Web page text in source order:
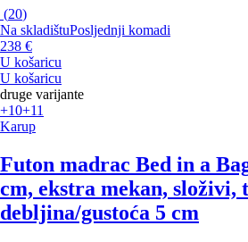
(20)
Na skladištuPosljednji komadi
238 €
U košaricu
U košaricu
druge varijante
+10+11
Karup
Futon madrac Bed in a
cm, ekstra mekan, složivi,
debljina/gustoća 5 cm